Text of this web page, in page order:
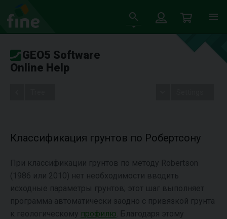
GEO5 Software
Online Help
Классификация грунтов по Робертсону
При классификации грунтов по методу Robertson
(1986 или 2010) нет необходимости вводить
исходные параметры грунтов; этот шаг выполняет
программа автоматически заодно с привязкой грунта
к геологическому профилю . Благодаря этому